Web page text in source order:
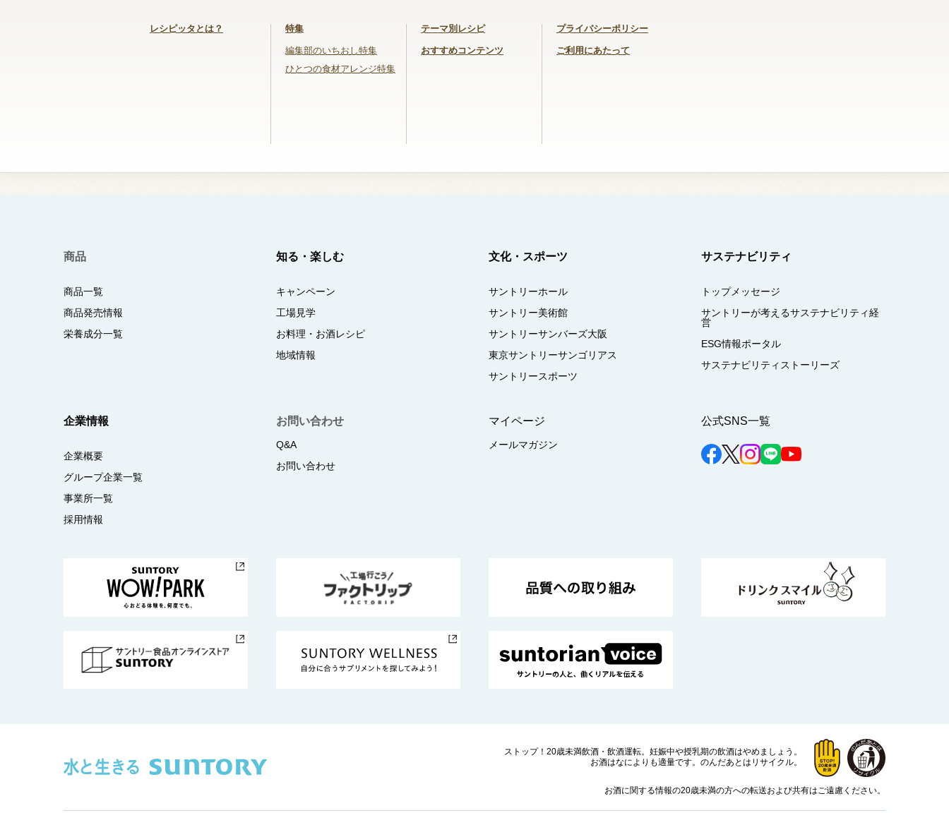
レシピッタとは？ 特集
編集部のいちおし特集
ひとつの食材アレンジ特集
テーマ別レシピ
おすすめコンテンツ
プライバシーポリシー
ご利用にあたって
商品
商品一覧
商品発売情報
栄養成分一覧
知る・楽しむ
キャンペーン
工場見学
お料理・お酒レシピ
地域情報
文化・スポーツ
サントリーホール
サントリー美術館
サントリーサンバーズ大阪
東京サントリーサンゴリアス
サントリースポーツ
サステナビリティ
トップメッセージ
サントリーが考えるサステナビリティ経
営
ESG情報ポータル
サステナビリティストーリーズ
企業情報
企業概要
グループ企業一覧
事業所一覧
採用情報
お問い合わせ
Q&A
お問い合わせ
マイページ
メールマガジン
公式SNS一覧
ストップ！20歳未満飲酒・飲酒運転。 妊娠中や授乳期の飲酒はやめましょう。
お酒はなによりも適量です。 のんだあとはリサイクル。
お酒に関する情報の20歳未満の方への転送および共有はご遠慮ください。